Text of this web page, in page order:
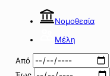
Νομοθεσία
Μέλη
Από